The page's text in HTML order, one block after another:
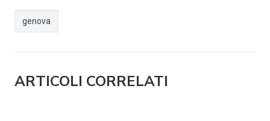
genova
ARTICOLI CORRELATI